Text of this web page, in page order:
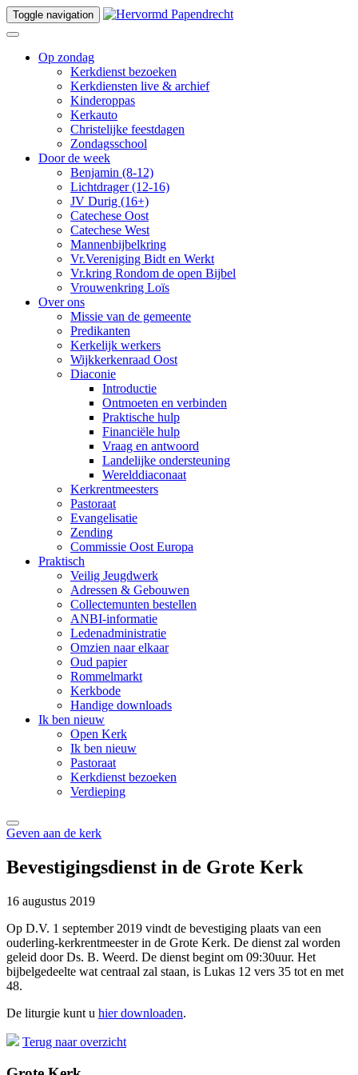
Toggle navigation
Op zondag
Kerkdienst bezoeken
Kerkdiensten live & archief
Kinderoppas
Kerkauto
Christelijke feestdagen
Zondagsschool
Door de week
Benjamin (8-12)
Lichtdrager (12-16)
JV Durig (16+)
Catechese Oost
Catechese West
Mannenbijbelkring
Vr.Vereniging Bidt en Werkt
Vr.kring Rondom de open Bijbel
Vrouwenkring Loïs
Over ons
Missie van de gemeente
Predikanten
Kerkelijk werkers
Wijkkerkenraad Oost
Diaconie
Introductie
Ontmoeten en verbinden
Praktische hulp
Financiële hulp
Vraag en antwoord
Landelijke ondersteuning
Werelddiaconaat
Kerkrentmeesters
Pastoraat
Evangelisatie
Zending
Commissie Oost Europa
Praktisch
Veilig Jeugdwerk
Adressen & Gebouwen
Collectemunten bestellen
ANBI-informatie
Ledenadministratie
Omzien naar elkaar
Oud papier
Rommelmarkt
Kerkbode
Handige downloads
Ik ben nieuw
Open Kerk
Ik ben nieuw
Pastoraat
Kerkdienst bezoeken
Verdieping
Geven aan de kerk
Bevestigingsdienst in de Grote Kerk
16 augustus 2019
Op D.V. 1 september 2019 vindt de bevestiging plaats van een
ouderling-kerkrentmeester in de Grote Kerk. De dienst zal worden
geleid door Ds. B. Weerd. De dienst begint om 09:30uur. Het
bijbelgedeelte wat centraal zal staan, is Lukas 12 vers 35 tot en met
48.
De liturgie kunt u hier downloaden.
Terug naar overzicht